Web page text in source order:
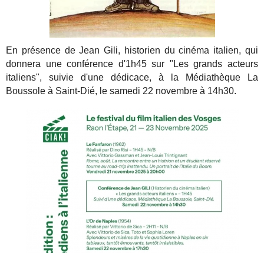
En présence de Jean Gili, historien du cinéma italien, qui
donnera une conférence d'1h45 sur "Les grands acteurs
italiens", suivie d'une dédicace, à la Médiathèque La
Boussole à Saint-Dié, le samedi 22 novembre à 14h30.